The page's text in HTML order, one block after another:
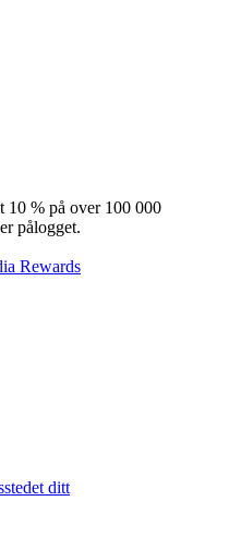
10 % på over 100 000
pålogget.
Rewards
ditt